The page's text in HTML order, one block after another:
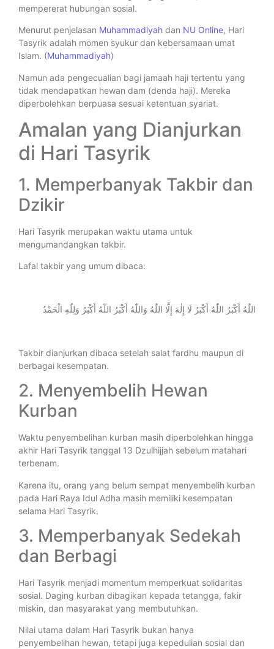
mempererat hubungan sosial.
Menurut penjelasan Muhammadiyah dan NU Online, Hari
Tasyrik adalah momen syukur dan kebersamaan umat
Islam. (Muhammadiyah)
Namun ada pengecualian bagi jamaah haji tertentu yang
tidak mendapatkan hewan dam (denda haji). Mereka
diperbolehkan berpuasa sesuai ketentuan syariat.
Amalan yang Dianjurkan
di Hari Tasyrik
1. Memperbanyak Takbir dan
Dzikir
Hari Tasyrik merupakan waktu utama untuk
mengumandangkan takbir.
Lafal takbir yang umum dibaca:
اللّٰهُ أَكْبَرُ اللّٰهُ أَكْبَرُ لَا إِلٰهَ إِلَّا اللّٰهُ وَاللّٰهُ أَكْبَرُ اللّٰهُ أَكْبَرُ وَلِلّٰهِ الْحَمْدُ
Takbir dianjurkan dibaca setelah salat fardhu maupun di
berbagai kesempatan.
2. Menyembelih Hewan
Kurban
Waktu penyembelihan kurban masih diperbolehkan hingga
akhir Hari Tasyrik tanggal 13 Dzulhijjah sebelum matahari
terbenam.
Karena itu, orang yang belum sempat menyembelih kurban
pada Hari Raya Idul Adha masih memiliki kesempatan
selama Hari Tasyrik.
3. Memperbanyak Sedekah
dan Berbagi
Hari Tasyrik menjadi momentum memperkuat solidaritas
sosial. Daging kurban dibagikan kepada tetangga, fakir
miskin, dan masyarakat yang membutuhkan.
Nilai utama dalam Hari Tasyrik bukan hanya
penyembelihan hewan, tetapi juga kepedulian sosial dan